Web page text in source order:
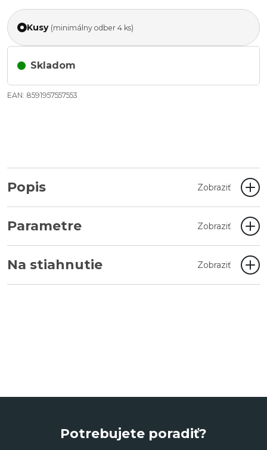
Kusy (minimálny odber 4 ks)
Skladom
EAN: 8591957557553
Popis Zobraziť
Parametre Zobraziť
Na stiahnutie Zobraziť
Potrebujete poradiť?